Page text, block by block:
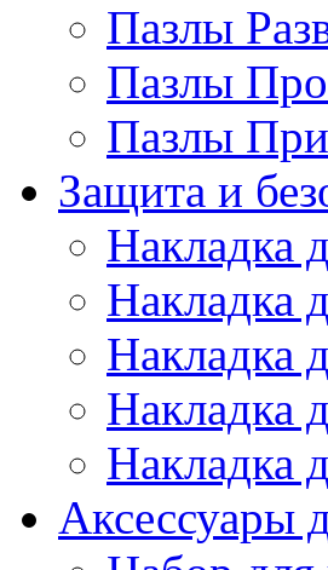
Пазлы
Пазлы
Пазлы
Защита и
Накладка
Накладка
Накладка
Накладка
Накладка
Аксессуары